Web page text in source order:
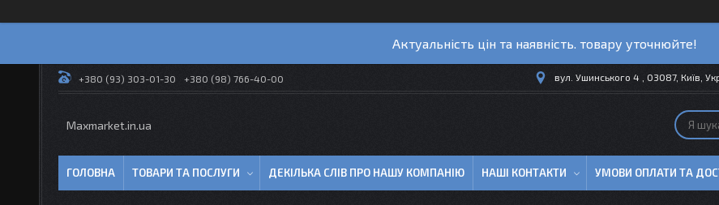
Актуальність цін та наявність. товару уточнюйте!
+380 (93) 303-01-30 +380 (98) 766-40-00 вул. Ушинського 4 , 03087, Київ,
Maxmarket.in.ua
ГОЛОВНА ТОВАРИ ТА ПОСЛУГИ ДЕКІЛЬКА СЛІВ ПРО НАШУ КОМПАНІЮ НАШІ КОНТАКТИ УМОВИ ОПЛАТИ ТА